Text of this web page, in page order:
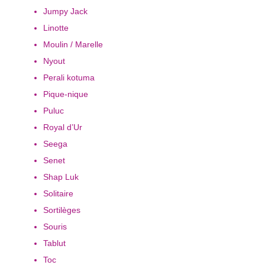
Jumpy Jack
Linotte
Moulin / Marelle
Nyout
Perali kotuma
Pique-nique
Puluc
Royal d’Ur
Seega
Senet
Shap Luk
Solitaire
Sortilèges
Souris
Tablut
Toc